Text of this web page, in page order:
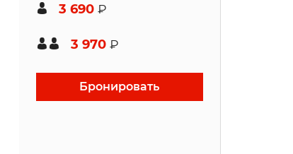
3 690 ₽
3 970 ₽
Бронировать